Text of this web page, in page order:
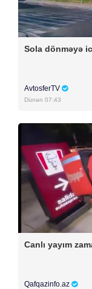
Sola dönməyə
AvtosferTV
Dünən 07:43
Canlı yayım
Qafqazinfo.az